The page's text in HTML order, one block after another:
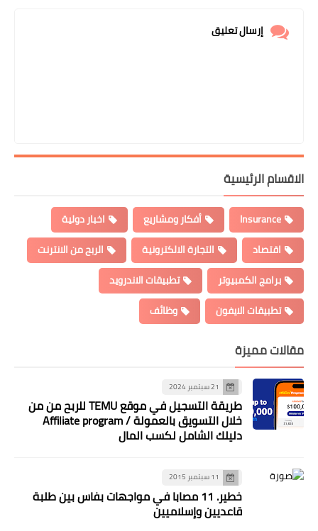
إرسال تعليق
الاقسام الرئيسية
Insurance أفكار ومشاريع
اخبار دولية
اقتصاد
التجارة الالكترونية
الربح من الانترنت
برامج الكمبيوتر
تطبيقات الاندرويد
تطبيقات الايفون
وظائف
مقالات مميزة
21 سبتمبر 2024
طريقة التسجيل في موقع TEMU للربح من من
خلال التسويق بالعمولة / Affiliate program
دليلك الشامل لكسب المال
11 سبتمبر 2015
خطير. 11 مصابا في مواجهات بفاس بين طلبة
قاعديين وإسلاميين